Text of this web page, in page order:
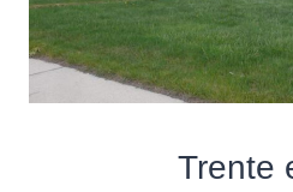
Trente